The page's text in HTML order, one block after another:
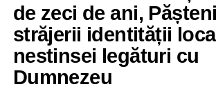
de zeci de ani,
străjerii identității
nestinsei legături cu
Dumnezeu